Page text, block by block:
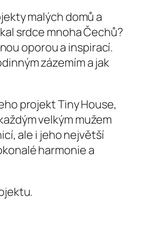
malých domů a
srdce mnoha Čechů?
oporou a inspirací.
zázemím a jak
projekt Tiny House,
velkým mužem
ale i jeho největší
harmonie a